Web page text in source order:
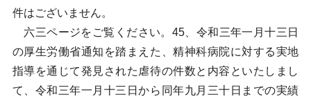
件はございません。
六三ページをご覧ください。45、令和三年一月十三日
の厚生労働省通知を踏まえた、精神科病院に対する実地
指導を通じて発見された虐待の件数と内容といたしまし
て、令和三年一月十三日から同年九月三十日までの実績